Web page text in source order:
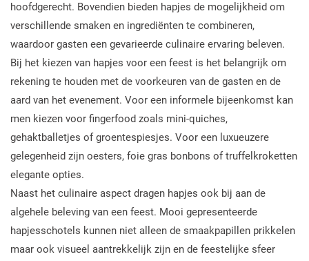
hoofdgerecht. Bovendien bieden hapjes de mogelijkheid om
verschillende smaken en ingrediënten te combineren,
waardoor gasten een gevarieerde culinaire ervaring beleven.
Bij het kiezen van hapjes voor een feest is het belangrijk om
rekening te houden met de voorkeuren van de gasten en de
aard van het evenement. Voor een informele bijeenkomst kan
men kiezen voor fingerfood zoals mini-quiches,
gehaktballetjes of groentespiesjes. Voor een luxueuzere
gelegenheid zijn oesters, foie gras bonbons of truffelkroketten
elegante opties.
Naast het culinaire aspect dragen hapjes ook bij aan de
algehele beleving van een feest. Mooi gepresenteerde
hapjesschotels kunnen niet alleen de smaakpapillen prikkelen
maar ook visueel aantrekkelijk zijn en de feestelijke sfeer